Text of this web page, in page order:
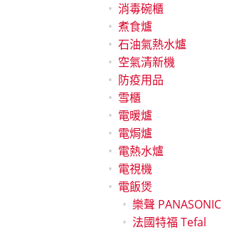
消毒碗櫃
煮食爐
石油氣熱水爐
空氣清新機
防疫用品
雪櫃
電暖爐
電焗爐
電熱水爐
電視機
電飯煲
樂聲 PANASONIC
法國特福 Tefal